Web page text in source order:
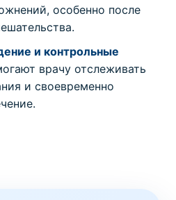
особенно после
и контрольные
врачу отслеживать
и своевременно